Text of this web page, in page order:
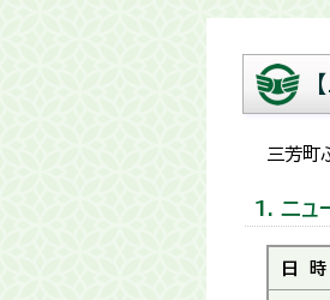
三芳町
1. ニュ
日 時